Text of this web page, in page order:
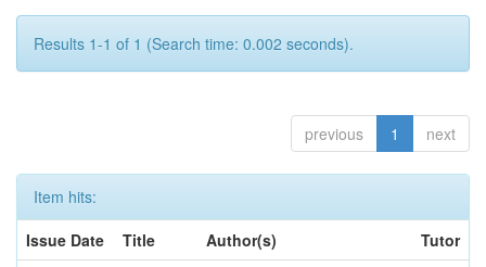
Results 1-1 of 1 (Search time: 0.002 seconds).
previous 1 next
Item hits:
Issue Date
Title Author(s)
Tutor